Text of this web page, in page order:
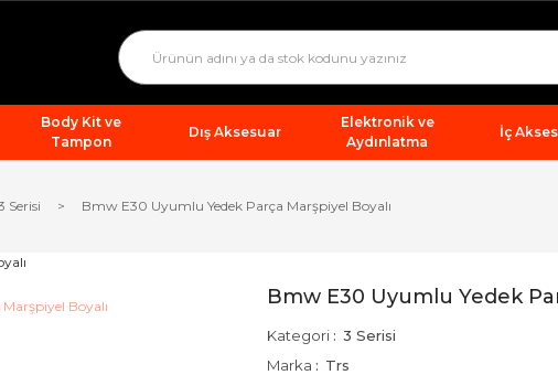
Body Kit ve
Tampon
Dış Aksesuar
Elektronik ve
Aydınlatma
İç
Serisi Bmw E30 Uyumlu Yedek Parça Marşpiyel Boyalı
Bmw E30 Uyumlu Yedek
Kategori
3 Serisi
Marka
Trs